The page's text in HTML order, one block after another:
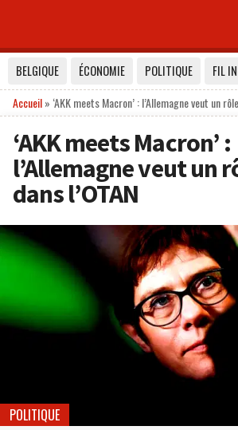
BELGIQUE ÉCONOMIE POLITIQUE FIL
Accueil» ‘AKK meets Macron’ : l’Allemagne veut un
‘AKK meets Macron’ :
l’Allemagne veut un
dans l’OTAN
POLITIQUE